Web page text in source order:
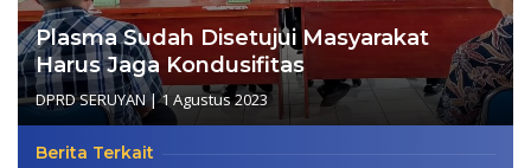
Plasma Sudah Disetujui Masyarakat
Harus Jaga Kondusifitas
DPRD SERUYAN|1 Agustus 2023
Berita Terkait